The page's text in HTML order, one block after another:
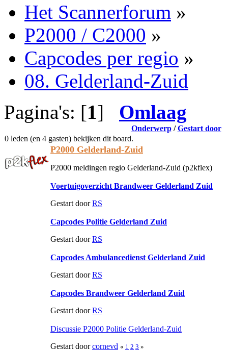
Het Scannerforum »
P2000 / C2000 »
Capcodes per regio »
08. Gelderland-Zuid
Pagina's: [1] Omlaag
Onderwerp/Gestart door
0 leden (en 4 gasten) bekijken dit board.
P2000 Gelderland-Zuid
P2000 meldingen regio Gelderland-Zuid (p2kflex)
Voertuigoverzicht Brandweer Gelderland Zuid
Gestart doorRS
Capcodes Politie Gelderland Zuid
Gestart doorRS
Capcodes Ambulancedienst Gelderland Zuid
Gestart doorRS
Capcodes Brandweer Gelderland Zuid
Gestart doorRS
Discussie P2000 Politie Gelderland-Zuid
Gestart doorcornevd « 1 2 3 »